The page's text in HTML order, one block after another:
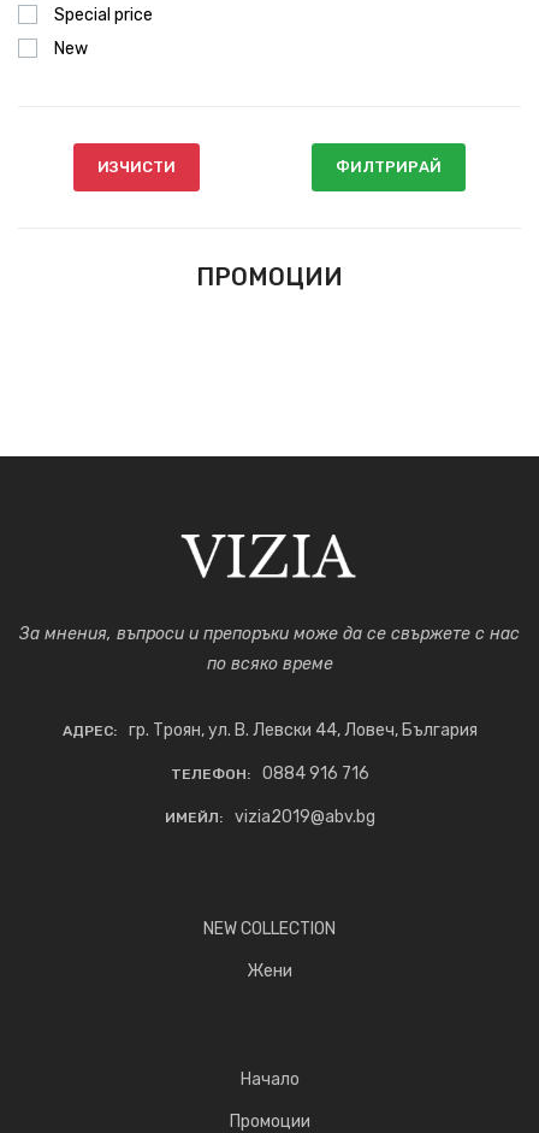
Special price
New
ИЗЧИСТИ ФИЛТРИРАЙ
ПРОМОЦИИ
За мнения, въпроси и препоръки може да се свържете с нас
по всяко време
АДРЕС: гр. Троян, ул. В. Левски 44, Ловеч, България
ТЕЛЕФОН: 0884 916 716
ИМЕЙЛ: vizia2019@abv.bg
NEW COLLECTION
Жени
Начало
Промоции